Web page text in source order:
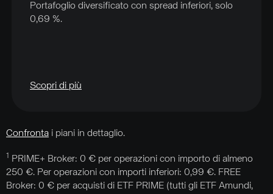
Portafoglio diversificato con spread inferiori, solo
0,69 %.
Scopri di più
Confronta i piani in dettaglio.
1
PRIME+ Broker: 0 € per operazioni con importo di almeno
250 €. Per operazioni con importi inferiori: 0,99 €. FREE
Broker: 0 € per acquisti di ETF PRIME (tutti gli ETF Amundi,